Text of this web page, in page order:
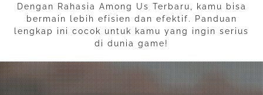
Dengan Rahasia Among Us Terbaru, kamu bisa
bermain lebih efisien dan efektif. Panduan
lengkap ini cocok untuk kamu yang ingin serius
di dunia game!